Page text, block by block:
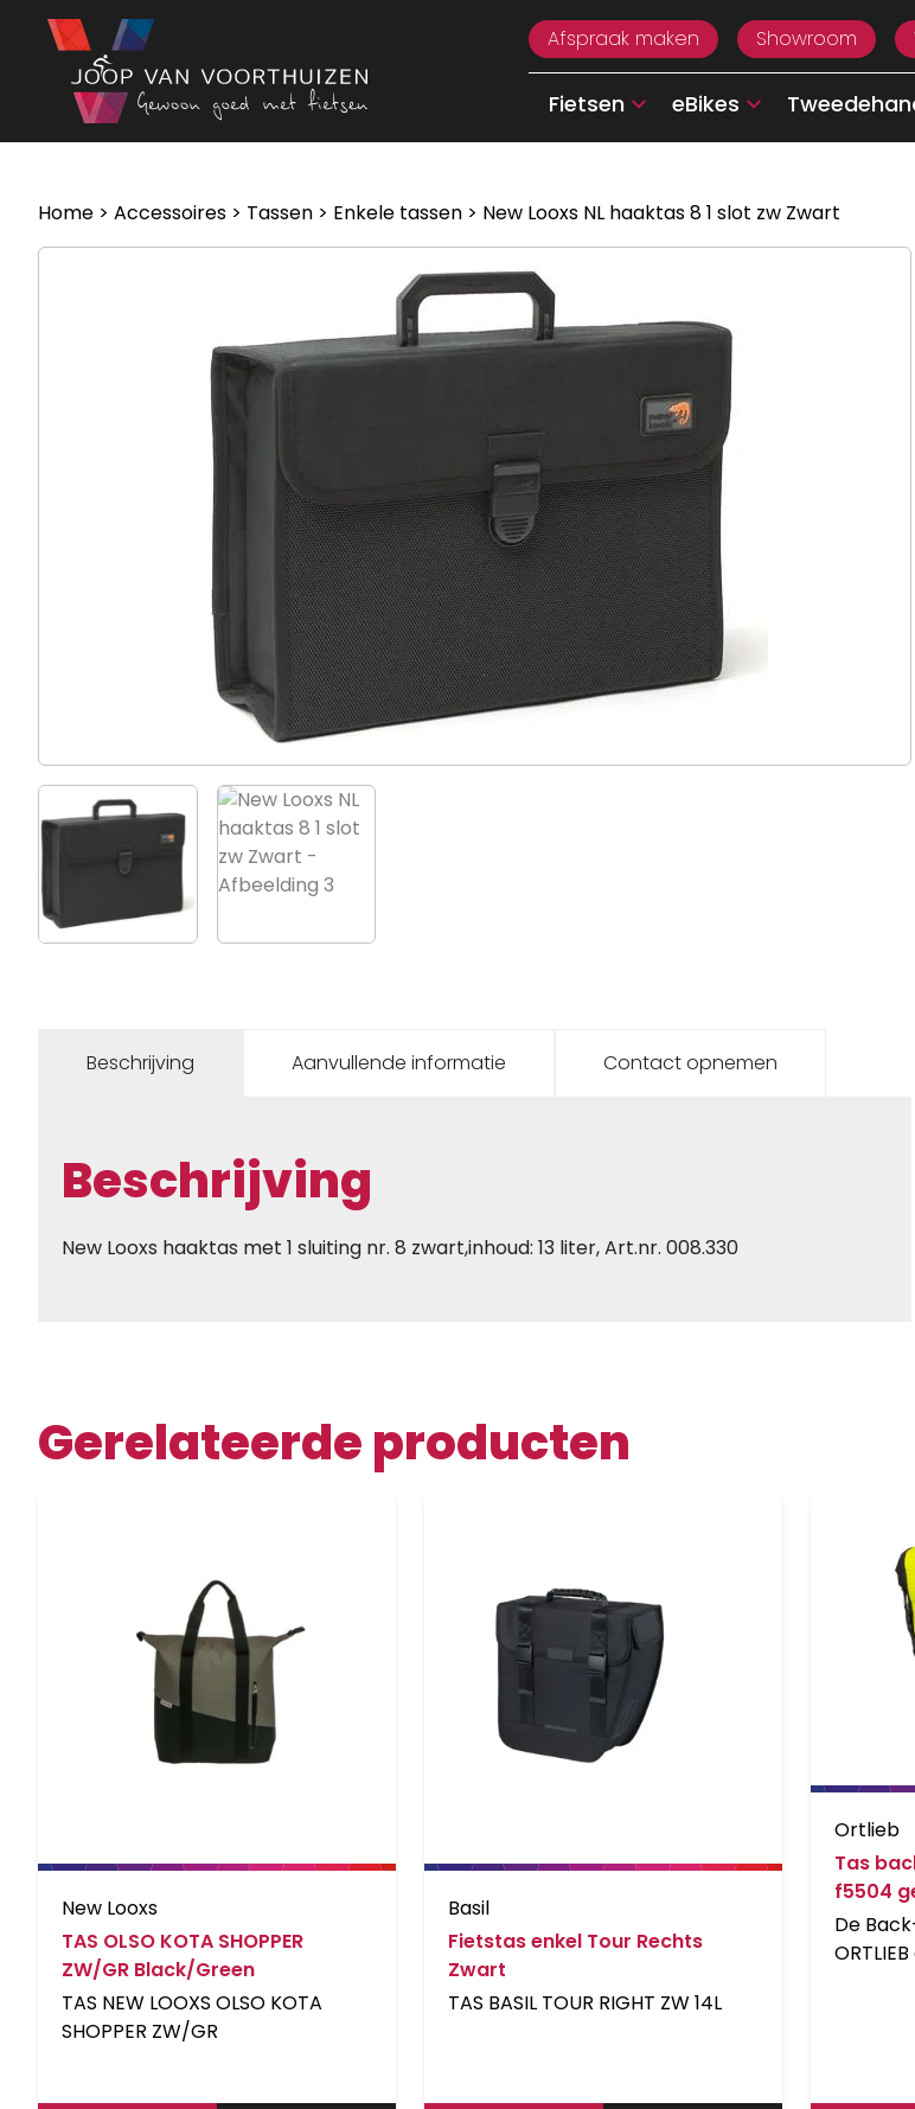
Ga naar de inhoud
Afspraak maken
Showroom
Fietsen eBikes
Home > Accessoires > Tassen > Enkele tassen > New Looxs NL haaktas 8 1 slot zw Zwart
Beschrijving Aanvullende informatie Contact opnemen
Beschrijving
New Looxs haaktas met 1 sluiting nr. 8 zwart,inhoud: 13 liter, Art.nr. 008.330
Gerelateerde producten
New Looxs
TAS OLSO KOTA SHOPPER
ZW/GR Black/Green
TAS NEW LOOXS OLSO KOTA
SHOPPER ZW/GR
Basil
Fietstas enkel Tour Rechts
Zwart
TAS BASIL TOUR RIGHT ZW 14L
Ortlieb
Tas
f5504
De